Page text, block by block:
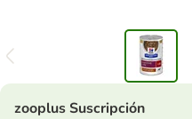
zooplus Suscripción